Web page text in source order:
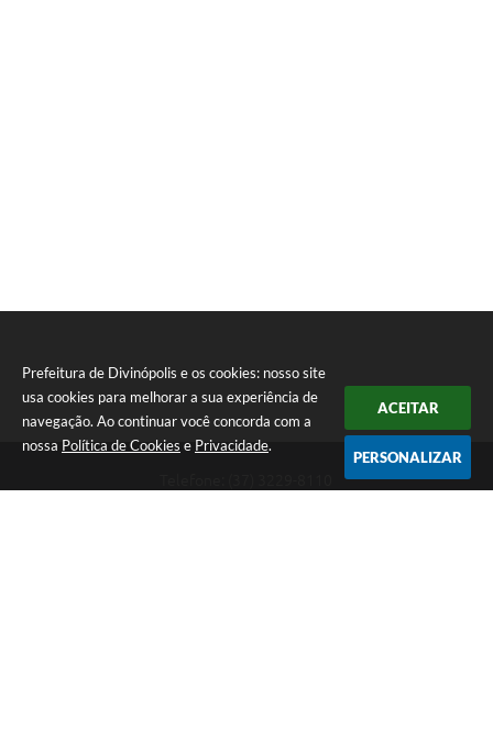
Prefeitura de Divinópolis e os cookies: nosso site
usa cookies para melhorar a sua experiência de
navegação. Ao continuar você concorda com a
nossa Política de Cookies e Privacidade.
ACEITAR
PERSONALIZAR